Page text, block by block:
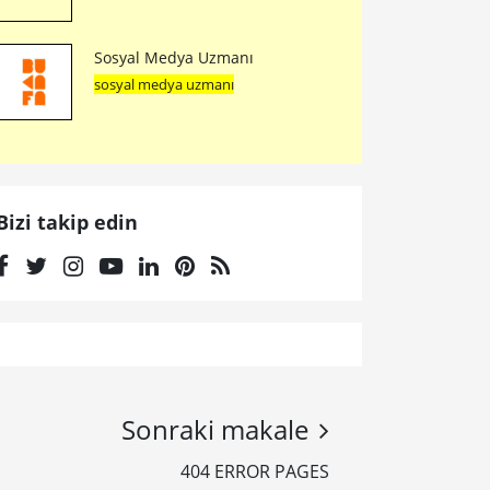
Sosyal Medya Uzmanı
sosyal medya uzmanı
takip edin
Sonraki makale
404 ERROR PAGES